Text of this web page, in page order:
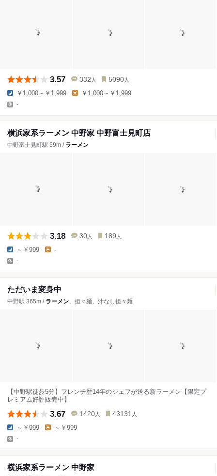
3.57 332 人 5090 人
￥1,000～￥1,999 ￥1,000～￥1,999
-
横浜家系ラーメン 中野家 中野富士見町店
中野富士見町駅 59m / ラーメン
3.18 30 人 189 人
～￥999 -
-
ただいま変身中
中野駅 365m / ラーメン、担々麺、汁なし担々麺
【中野駅徒歩5分】フレンチ歴14年のシェフが送る新ラーメン【限定プ
レミアム好評販売中】
3.67 1420 人 43131 人
～￥999 ～￥999
-
横浜家系ラーメン 中野家